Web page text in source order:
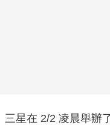
三星在 2/2 凌晨舉辦